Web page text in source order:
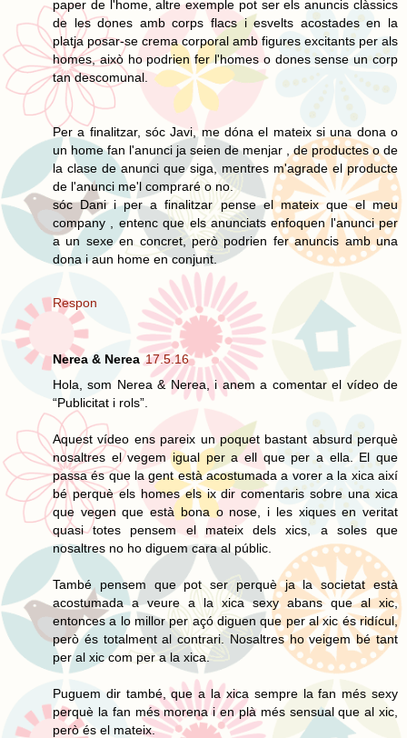
paper de l'home, altre exemple pot ser els anuncis clàssics
de les dones amb corps flacs i esvelts acostades en la
platja posar-se crema corporal amb figures excitants per als
homes, això ho podrien fer l'homes o dones sense un corp
tan descomunal.
Per a finalitzar, sóc Javi, me dóna el mateix si una dona o
un home fan l'anunci ja seien de menjar , de productes o de
la clase de anunci que siga, mentres m'agrade el producte
de l'anunci me'l compraré o no.
sóc Dani i per a finalitzar pense el mateix que el meu
company , entenc que els anunciats enfoquen l'anunci per
a un sexe en concret, però podrien fer anuncis amb una
dona i aun home en conjunt.
Respon
Nerea & Nerea 17.5.16
Hola, som Nerea & Nerea, i anem a comentar el vídeo de
“Publicitat i rols”.
Aquest vídeo ens pareix un poquet bastant absurd perquè
nosaltres el vegem igual per a ell que per a ella. El que
passa és que la gent està acostumada a vorer a la xica així
bé perquè els homes els ix dir comentaris sobre una xica
que vegen que està bona o nose, i les xiques en veritat
quasi totes pensem el mateix dels xics, a soles que
nosaltres no ho diguem cara al públic.
També pensem que pot ser perquè ja la societat està
acostumada a veure a la xica sexy abans que al xic,
entonces a lo millor per açó diguen que per al xic és ridícul,
però és totalment al contrari. Nosaltres ho veigem bé tant
per al xic com per a la xica.
Puguem dir també, que a la xica sempre la fan més sexy
perquè la fan més morena i en plà més sensual que al xic,
però és el mateix.